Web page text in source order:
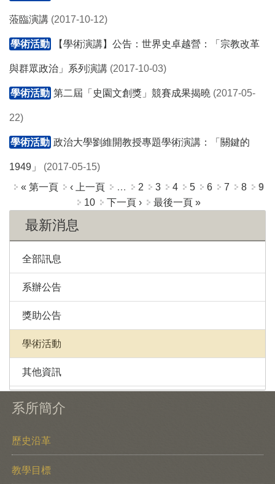
蒞臨演講 (2017-10-12)
學術活動 【學術演講】公告：世界史卓越營：「宗教改革
與群眾政治」系列演講 (2017-10-03)
學術活動 第­二屆「史園文創獎」競賽成果揭曉 (2017-05-
22)
學術活動 政治大學劉維開教授專題學術演講：「關鍵的
1949」 (2017-05-15)
頁面
« 第一頁 ‹ 上一頁 … 2 3 4 5 6 7 8
9
10
下一頁 › 最後一頁 »
最新消息
全部訊息
系辦公告
獎助公告
學術活動
其他資訊
系所簡介
歷史沿革
教學目標